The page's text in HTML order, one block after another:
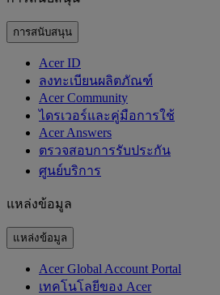
การสนับสนุน
Acer ID
ลงทะเบียนผลิตภัณฑ์
Acer Community
ไดรเวอร์และคู่มือการใช้
Acer Answers
ตรวจสอบการรับประกัน
ศูนย์บริการ
แหล่งข้อมูล
แหล่งข้อมูล
Acer Global Account Portal
เทคโนโลยีของ Acer